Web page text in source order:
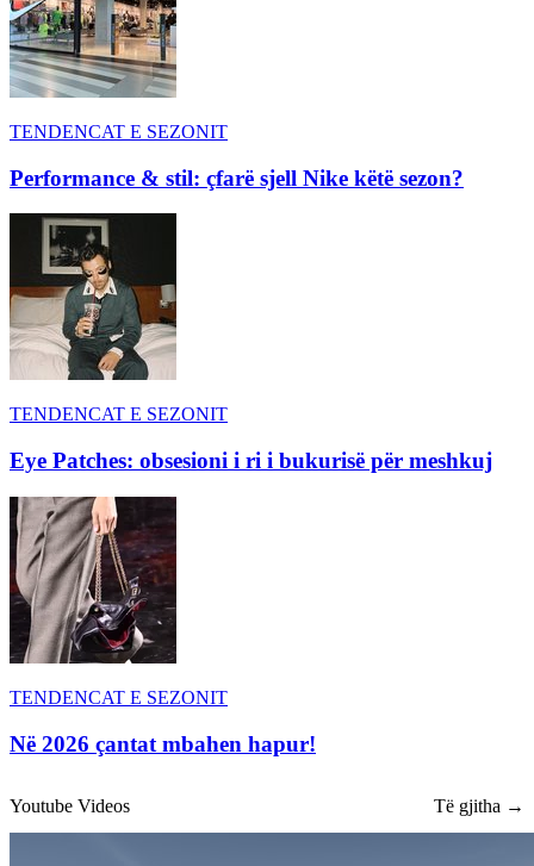
TENDENCAT E SEZONIT
Performance & stil: çfarë sjell Nike këtë sezon?
TENDENCAT E SEZONIT
Eye Patches: obsesioni i ri i bukurisë për meshkuj
TENDENCAT E SEZONIT
Në 2026 çantat mbahen hapur!
Youtube Videos Të gjitha →